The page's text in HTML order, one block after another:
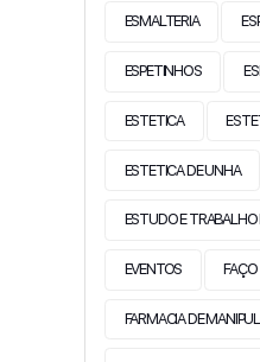
ESMALTERIA
ESPETINHOS
ESTETICA
ESTETICA DE UNHA
ESTUDO E TRABALHO
EVENTOS
FARMACIA DE